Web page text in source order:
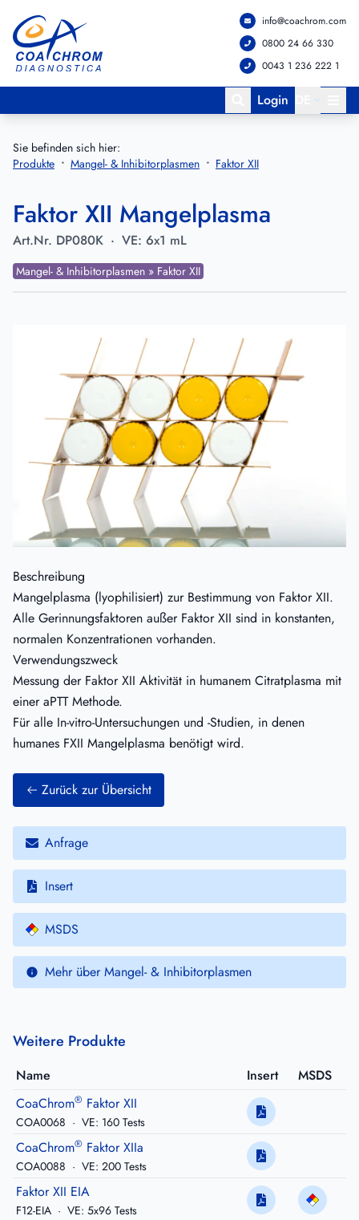
Zum Hauptmenü springen
Zum Hauptinhalt springen
info@coachrom.com
0800 24 66 330
0043 1 236 222 1
Login
Sie befinden sich hier:
Produkte
Mangel- & Inhibitorplasmen Faktor XII
Faktor XII Mangelplasma
Art.Nr. DP080K · VE: 6x1 mL
Mangel- & Inhibitorplasmen » Faktor XII
Beschreibung
Mangelplasma (lyophilisiert) zur Bestimmung von Faktor XII.
Alle Gerinnungsfaktoren außer Faktor XII sind in konstanten,
normalen Konzentrationen vorhanden.
Verwendungszweck
Messung der Faktor XII Aktivität in humanem Citratplasma mit
einer aPTT Methode.
Für alle In-vitro-Untersuchungen und -Studien, in denen
humanes FXII Mangelplasma benötigt wird.
Zurück zur Übersicht
Anfrage
Insert
MSDS
Mehr über Mangel- & Inhibitorplasmen
Weitere Produkte
Name Insert
MSDS
CoaChrom® Faktor XII
COA0068 · VE: 160 Tests
CoaChrom® Faktor XIIa
COA0088 · VE: 200 Tests
Faktor XII EIA
F12-EIA · VE: 5x96 Tests